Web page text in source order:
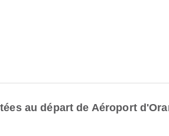
au départ de Aéroport